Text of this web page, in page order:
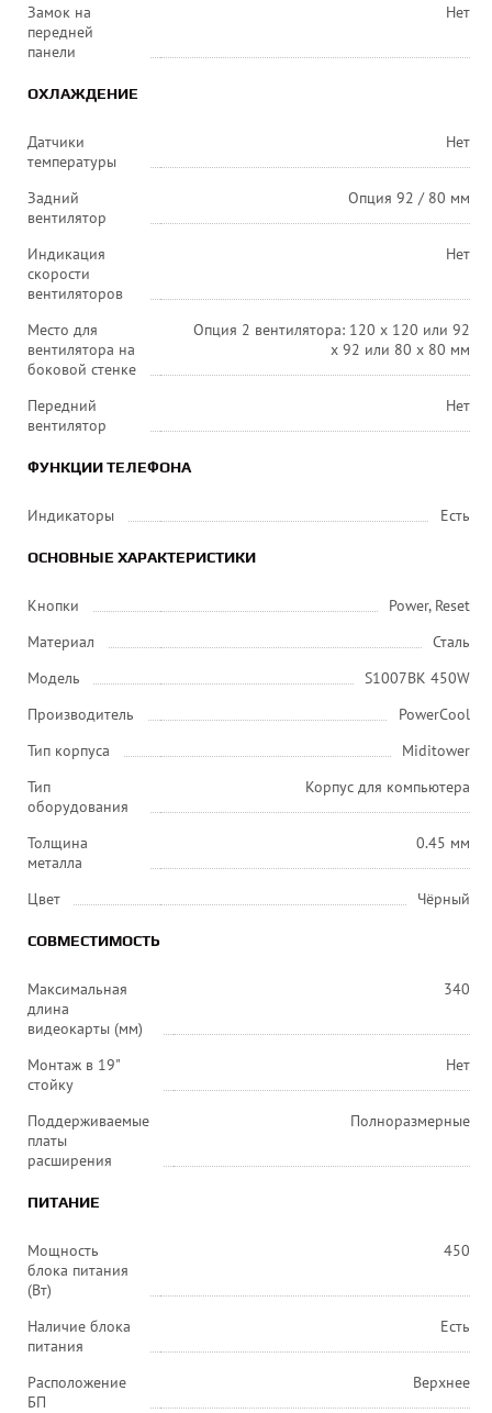
Замок на
передней
панели
Нет
ОХЛАЖДЕНИЕ
Датчики
температуры
Нет
Задний
вентилятор
Опция 92 / 80 мм
Индикация
скорости
вентиляторов
Нет
Место для
вентилятора на
боковой стенке
Опция 2 вентилятора: 120 x 120 или 92
x 92 или 80 x 80 мм
Передний
вентилятор
Нет
ФУНКЦИИ ТЕЛЕФОНА
Индикаторы Есть
ОСНОВНЫЕ ХАРАКТЕРИСТИКИ
Кнопки
Power, Reset
Материал
Сталь
Модель
S1007BK 450W
Производитель
PowerCool
Тип корпуса
Miditower
Тип
оборудования
Корпус для компьютера
Толщина
металла
0.45 мм
Цвет Чёрный
СОВМЕСТИМОСТЬ
Максимальная
длина
видеокарты (мм)
340
Монтаж в 19"
стойку
Нет
Поддерживаемые
платы
расширения
Полноразмерные
ПИТАНИЕ
Мощность
блока питания
(Вт)
450
Наличие блока
питания
Есть
Расположение
БП
Верхнее